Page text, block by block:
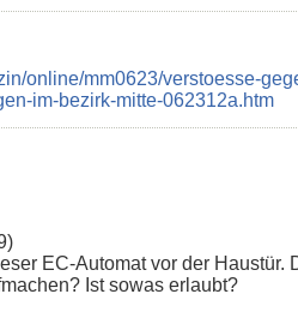
online/mm0623/verstoesse-
im-bezirk-mitte-062312a.htm
EC-Automat vor der Haustür.
Ist sowas erlaubt?